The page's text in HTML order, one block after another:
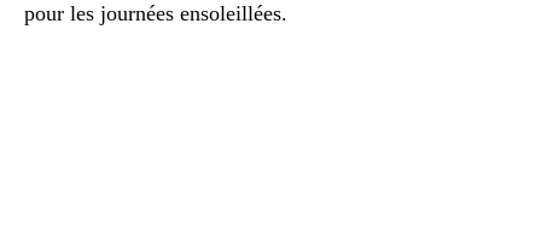
pour les journées ensoleillées.